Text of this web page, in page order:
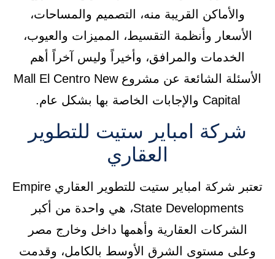
والأماكن القريبة منه، التصميم والمساحات،
الأسعار وأنظمة التقسيط، المميزات والعيوب،
الخدمات والمرافق، وأخيراً وليس آخراً أهم
الأسئلة الشائعة عن مشروع Mall El Centro New
Capital والإجابات الخاصة بها بشكل عام.
شركة امباير ستيت للتطوير
العقاري
تعتبر شركة امباير ستيت للتطوير العقاري Empire
State Developments، هي واحدة من أكبر
الشركات العقارية وأهمها داخل وخارج مصر
وعلى مستوى الشرق الأوسط بالكامل، وقدمت